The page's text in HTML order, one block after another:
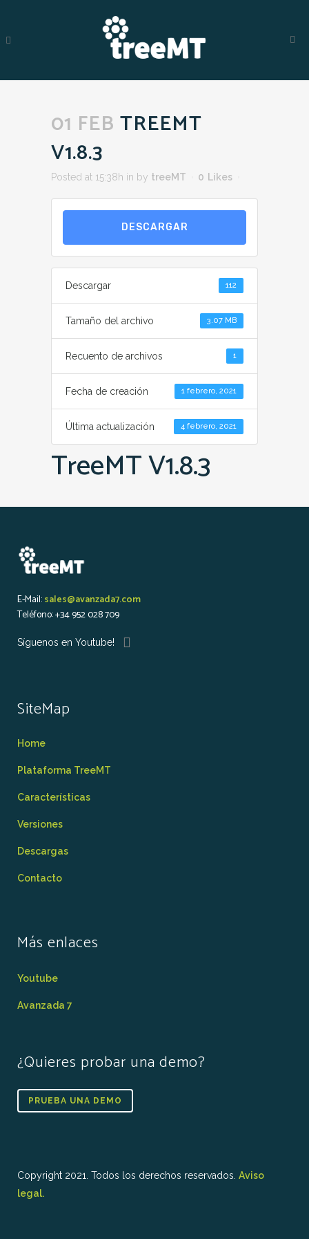
01 FEB TREEMT
V1.8.3
Posted at 15:38h in by treeMT 0 Likes
DESCARGAR
Descargar 112
Tamaño del archivo 3.07 MB
Recuento de archivos 1
Fecha de creación 1 febrero, 2021
Última actualización 4 febrero, 2021
TreeMT V1.8.3
E-Mail:sales@avanzada7.com
Teléfono: +34 952 028 709
Síguenos en Youtube!
SiteMap
Home
Plataforma TreeMT
Características
Versiones
Descargas
Contacto
Más enlaces
Youtube
Avanzada 7
¿Quieres probar una demo?
PRUEBA UNA DEMO
Copyright 2021. Todos los derechos reservados. Aviso
legal.